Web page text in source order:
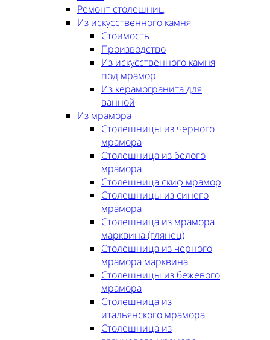
Ремонт столешниц
Из искусственного камня
Стоимость
Производство
Из искусственного камня
под мрамор
Из керамогранита для
ванной
Из мрамора
Столешницы из черного
мрамора
Столешница из белого
мрамора
Столешница скиф мрамор
Столешницы из синего
мрамора
Столешница из мрамора
марквина (глянец)
Столешница из черного
мрамора марквина
Столешницы из бежевого
мрамора
Столешница из
итальянского мрамора
Столешница из